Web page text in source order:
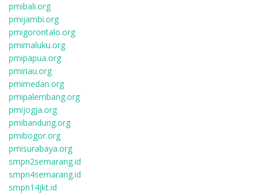
pmibali.org
pmijambi.org
pmigorontalo.org
pmimaluku.org
pmipapua.org
pmiriau.org
pmimedan.org
pmipalembang.org
pmijogja.org
pmibandung.org
pmibogor.org
pmisurabaya.org
smpn2semarang.id
smpn4semarang.id
smpn14jkt.id